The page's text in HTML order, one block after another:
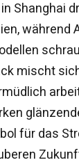
Shanghai
während
mischt
für das